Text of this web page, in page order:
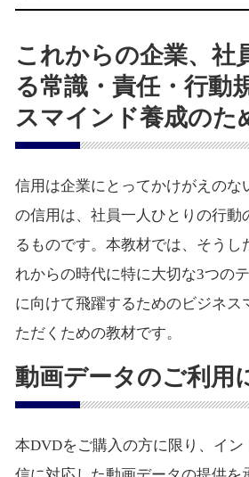
これからの企業、社
る常識・責任・行動
スマインド養成のた
信用は企業にとってかけがえのな
の信用は、社員一人ひとりの行動
るものです。本教材では、そうし
れからの時代に特に大切な3つの
に向けて飛躍するためのビジネス
ただくための教材です。
動画データのご利用
本DVDをご購入の方に限り、イ